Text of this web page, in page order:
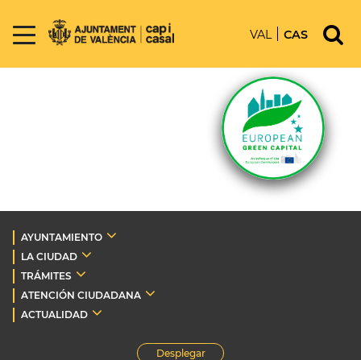
VAL CAS
AYUNTAMIENTO
LA CIUDAD
TRÁMITES
ATENCIÓN CIUDADANA
ACTUALIDAD
Desplegar